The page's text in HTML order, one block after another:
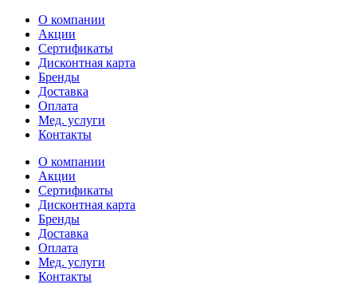
О компании
Акции
Сертификаты
Дисконтная карта
Бренды
Доставка
Оплата
Мед. услуги
Контакты
О компании
Акции
Сертификаты
Дисконтная карта
Бренды
Доставка
Оплата
Мед. услуги
Контакты